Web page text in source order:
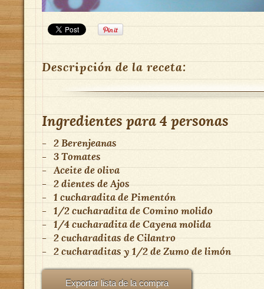
Descripción de la receta:
Ingredientes para4 personas
- 2Berenjeanas
- 3Tomates
- Aceite de oliva
- 2 dientesdeAjos
- 1 cucharaditadePimentón
- 1/2 cucharaditadeComino molido
- 1/4 cucharaditadeCayena molida
- 2 cucharaditasdeCilantro
- 2 cucharaditas y 1/2deZumo de limón
Exportar lista de la compra